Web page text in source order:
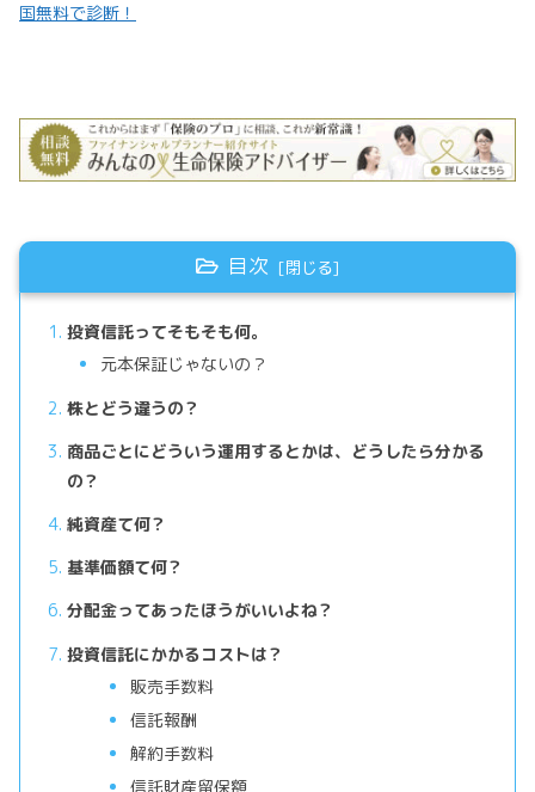
国無料で診断！
目次
投資信託ってそもそも何。
元本保証じゃないの？
株とどう違うの？
商品ごとにどういう運用するとかは、どうしたら分かる
の？
純資産て何？
基準価額て何？
分配金ってあったほうがいいよね？
投資信託にかかるコストは？
販売手数料
信託報酬
解約手数料
信託財産留保額